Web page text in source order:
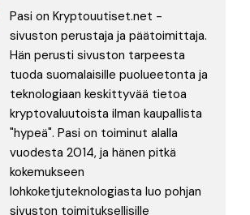
Pasi on Kryptouutiset.net -
sivuston perustaja ja päätoimittaja.
Hän perusti sivuston tarpeesta
tuoda suomalaisille puolueetonta ja
teknologiaan keskittyvää tietoa
kryptovaluutoista ilman kaupallista
"hypeä". Pasi on toiminut alalla
vuodesta 2014, ja hänen pitkä
kokemukseen
lohkoketjuteknologiasta luo pohjan
sivuston toimituksellisille